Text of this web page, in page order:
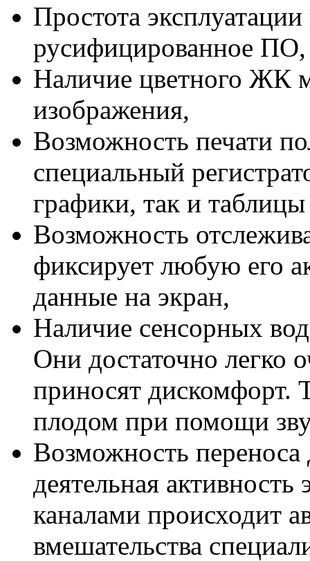
Простота
русифицированное ПО,
Наличие цветного ЖК
изображения,
Возможность печати
специальный
графики, так и
Возможность
фиксирует любую его
данные на экран,
Наличие сенсорных
Они достаточно легко
приносят дискомфорт.
плодом при помощи
Возможность переноса
деятельная
каналами происходит
вмешательства